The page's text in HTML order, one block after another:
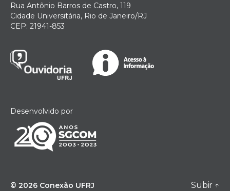
Rua Antônio Barros de Castro, 119
Cidade Universitária, Rio de Janeiro/RJ
CEP: 21941-853
Desenvolvido por
© 2026 Conexão UFRJ Subir ↑